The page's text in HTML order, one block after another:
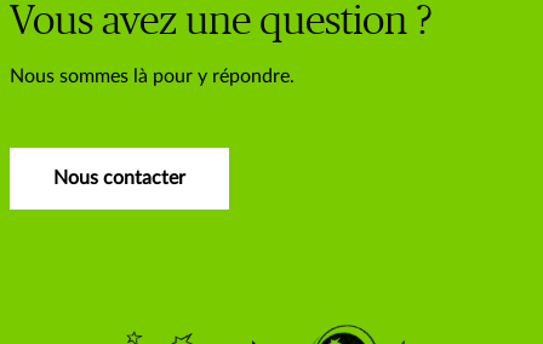
Vous avez une question ?
Nous sommes là pour y répondre.
Nous contacter